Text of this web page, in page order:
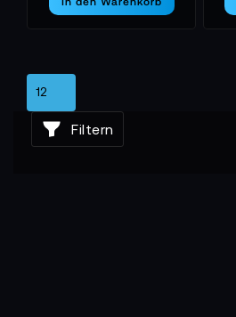
Filtern